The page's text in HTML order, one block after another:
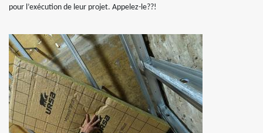
pour l’exécution de leur projet. Appelez-le??!